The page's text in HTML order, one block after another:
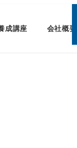
成講座 会社概要